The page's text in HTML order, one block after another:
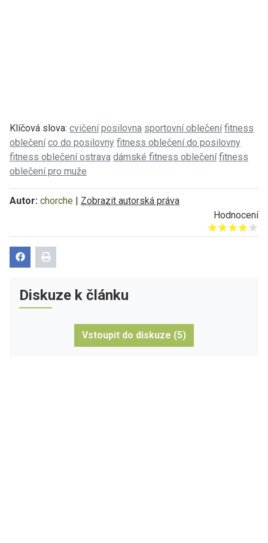
Klíčová slova: cvičení posilovna sportovní oblečení fitness
oblečení co do posilovny fitness oblečení do posilovny
fitness oblečení ostrava dámské fitness oblečení fitness
oblečení pro muže
Autor: chorche | Zobrazit autorská práva
Hodnocení
Give it 1/5
Give it 2/5
Give it 3/5
Give it 4/5
Give it 5/5
Diskuze k článku
Vstoupit do diskuze (5)